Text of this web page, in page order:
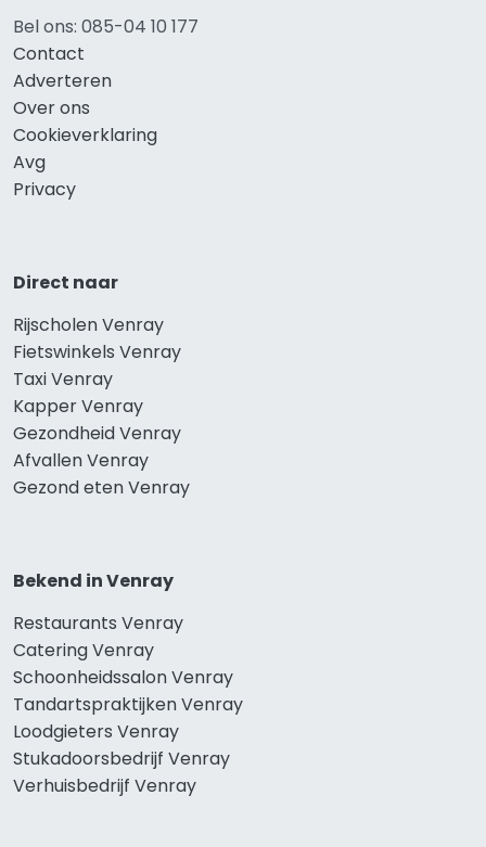
Bel ons: 085-04 10 177
Contact
Adverteren
Over ons
Cookieverklaring
Avg
Privacy
Direct naar
Rijscholen Venray
Fietswinkels Venray
Taxi Venray
Kapper Venray
Gezondheid Venray
Afvallen Venray
Gezond eten Venray
Bekend in Venray
Restaurants Venray
Catering Venray
Schoonheidssalon Venray
Tandartspraktijken Venray
Loodgieters Venray
Stukadoorsbedrijf Venray
Verhuisbedrijf Venray